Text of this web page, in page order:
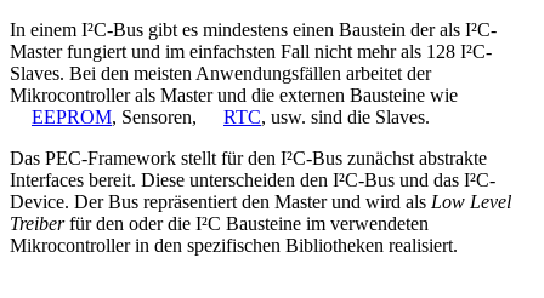
In einem I²C-Bus gibt es mindestens einen Baustein der als I²C-
Master fungiert und im einfachsten Fall nicht mehr als 128 I²C-
Slaves. Bei den meisten Anwendungsfällen arbeitet der
Mikrocontroller als Master und die externen Bausteine wie
EEPROM, Sensoren, RTC, usw. sind die Slaves.
Das PEC-Framework stellt für den I²C-Bus zunächst abstrakte
Interfaces bereit. Diese unterscheiden den I²C-Bus und das I²C-
Device. Der Bus repräsentiert den Master und wird als Low Level
Treiberfür den oder die I²C Bausteine im verwendeten
Mikrocontroller in den spezifischen Bibliotheken realisiert.